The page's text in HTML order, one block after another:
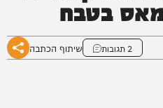
בטבח
2 תגובות שיתוף הכתבה